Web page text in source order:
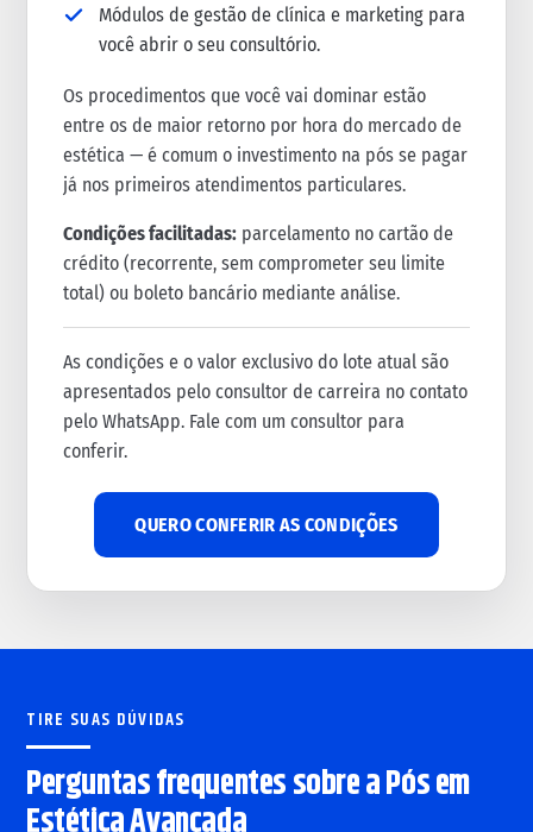
Módulos de gestão de clínica e marketing para
você abrir o seu consultório.
Os procedimentos que você vai dominar estão
entre os de maior retorno por hora do mercado de
estética — é comum o investimento na pós se pagar
já nos primeiros atendimentos particulares.
Condições facilitadas: parcelamento no cartão de
crédito (recorrente, sem comprometer seu limite
total) ou boleto bancário mediante análise.
As condições e o valor exclusivo do lote atual são
apresentados pelo consultor de carreira no contato
pelo WhatsApp. Fale com um consultor para
conferir.
QUERO CONFERIR AS CONDIÇÕES
TIRE SUAS DÚVIDAS
Perguntas frequentes sobre a Pós em